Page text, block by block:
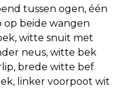
tussen ogen, één
beide wangen
witte snuit met
neus, witte bek
brede witte bef
linker voorpoot wit